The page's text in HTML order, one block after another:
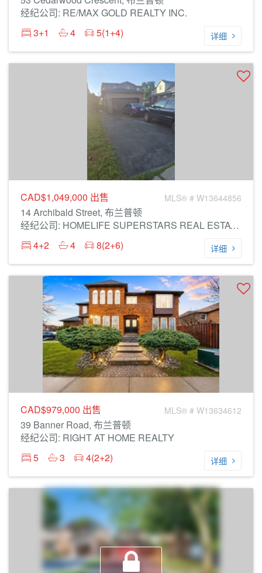
经纪公司: RE/MAX GOLD REALTY INC.
3+1
4 5(1+4) 详细
CAD$1,049,000 出售 MLS® # W13644856
14 Archibald Street, 布兰普顿
经纪公司: HOMELIFE SUPERSTARS REAL ESTATE LIMITED
4+2
4 8(2+6) 详细
CAD$979,000 出售 MLS® # W13634612
39 Banner Road, 布兰普顿
经纪公司: RIGHT AT HOME REALTY
5
3 4(2+2) 详细